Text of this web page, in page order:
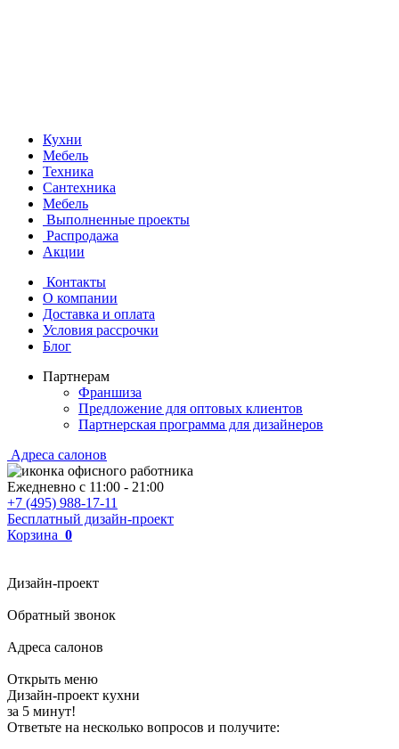
Кухни
Мебель
Техника
Сантехника
Мебель
Выполненные проекты
Распродажа
Акции
Контакты
О компании
Доставка и оплата
Условия рассрочки
Блог
Партнерам
Франшиза
Предложение для оптовых клиентов
Партнерская программа для дизайнеров
Адреса салонов
Ежедневно с 11:00 - 21:00
+7 (495) 988-17-11
Бесплатный дизайн-проект
Корзина 0
Дизайн-проект
Обратный звонок
Адреса салонов
Открыть меню
Дизайн-проект кухни
за 5 минут!
Ответьте на несколько вопросов и получите: